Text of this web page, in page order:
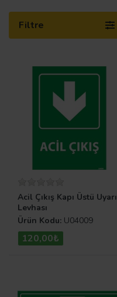
Filtre
Acil Çıkış Kapı Üstü Uyarı
Levhası
Ürün Kodu: U04009
120,00₺